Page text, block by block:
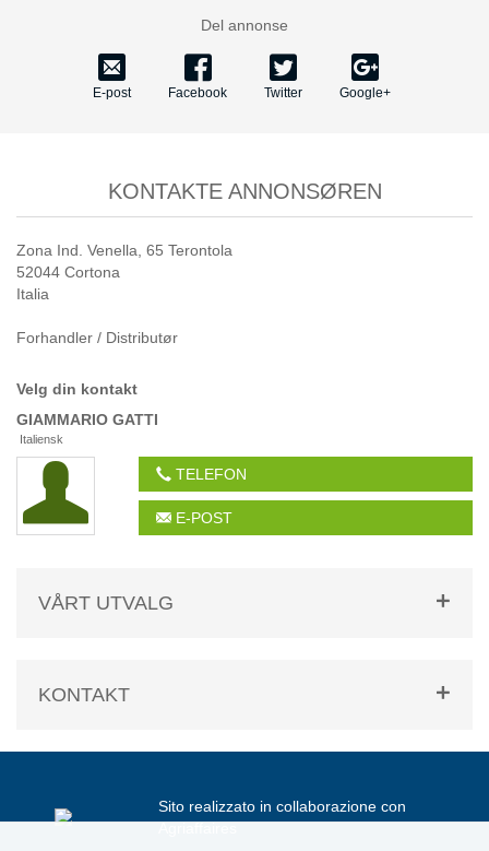
Del annonse
E-post Facebook Twitter Google+
KONTAKTE ANNONSØREN
Zona Ind. Venella, 65 Terontola
52044 Cortona
Italia
Forhandler / Distributør
Velg din kontakt
GIAMMARIO GATTI
Italiensk
TELEFON
E-POST
VÅRT UTVALG
KONTAKT
Sito realizzato in collaborazione con